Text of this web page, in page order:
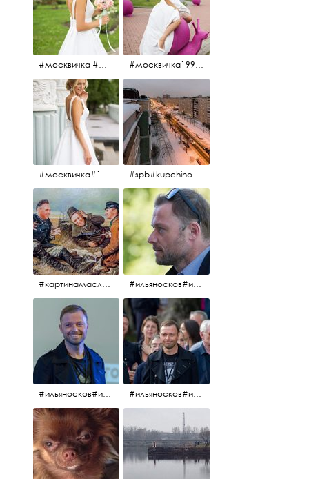
#москвичка #москвичка1990#вднх2016 #июль2016 #1990 #москвичка1990@#июль2016 #вднх2016 #1990
#москвичка#1990#вднх2016#июль2016# #spb#kupchino #крышапотекла
#картинамаслом #картина #охотники#хорошеенастроение #aplgallery #ильяносков#ильяносков2016#очеммолчатфранцузы #санктпетербург #кино#фильфильфильм @ilya_noskov_official
#ильяносков#ильяносков_главныйгерой #санктпетербург #ленфильм# @ilya_noskov_official #контрибуция#очеммолчатфранцузы#эдуардпичугин #ильяносков#ильяносков_главныйгерой @ilya_noskov_official #очеммолчатфранцузы#очёммолчатфранцузы